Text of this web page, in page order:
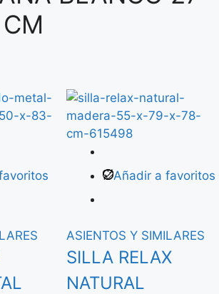
Añadir a favoritos
ASIENTOS Y SIMILARES
SILLA RELAX
NATURAL